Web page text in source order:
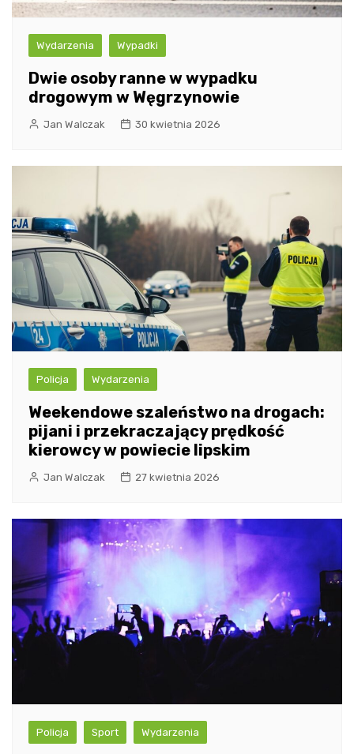
Wydarzenia Wypadki
Dwie osoby ranne w wypadku
drogowym w Węgrzynowie
Jan Walczak 30 kwietnia 2026
Policja Wydarzenia
Weekendowe szaleństwo na drogach:
pijani i przekraczający prędkość
kierowcy w powiecie lipskim
Jan Walczak 27 kwietnia 2026
Policja Sport Wydarzenia